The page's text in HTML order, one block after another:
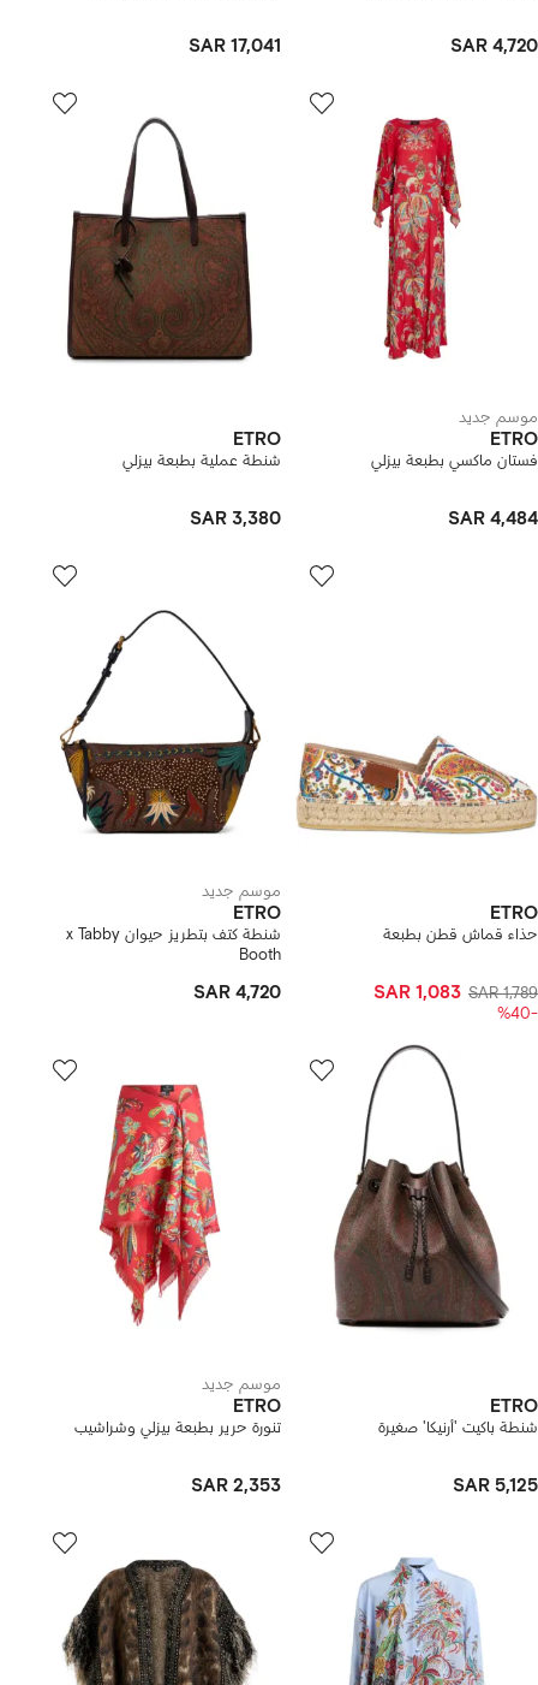
SAR 4,720
SAR 17,041
موسم جديد
ETRO
فستان ماكسي بطبعة بيزلي
SAR 4,484
ETRO
شنطة عملية بطبعة بيزلي
SAR 3,380
ETRO
حذاء قماش قطن بطبعة
SAR 1,789
SAR 1,083
-%40
موسم جديد
ETRO
شنطة كتف بتطريز حيوان x Tabby
Booth
SAR 4,720
ETRO
شنطة باكيت 'أرنيكا' صغيرة
SAR 5,125
موسم جديد
ETRO
تنورة حرير بطبعة بيزلي وشراشيب
SAR 2,353